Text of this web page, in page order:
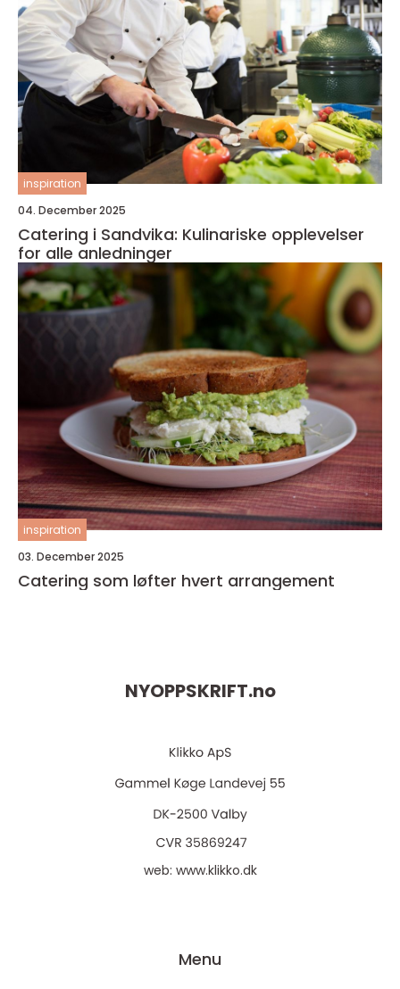
inspiration
04. December 2025
Catering i Sandvika: Kulinariske opplevelser
for alle anledninger
inspiration
03. December 2025
Catering som løfter hvert arrangement
NYOPPSKRIFT.no
web: www.klikko.dk
Menu